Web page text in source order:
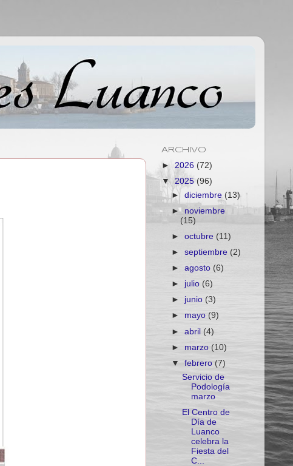
ARCHIVO
► 2026 (72)
▼ 2025 (96)
►diciembre (13)
► noviembre
(15)
►octubre (11)
►septiembre (2)
►agosto (6)
► julio (6)
► junio (3)
► mayo (9)
►abril(4)
► marzo(10)
▼febrero (7)
Servicio de
Podología
marzo
El Centro de
Día de
Luanco
celebra la
Fiesta del
C...